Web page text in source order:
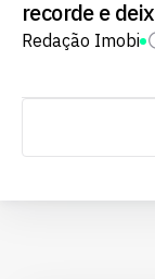
recorde e
Redação Imobi